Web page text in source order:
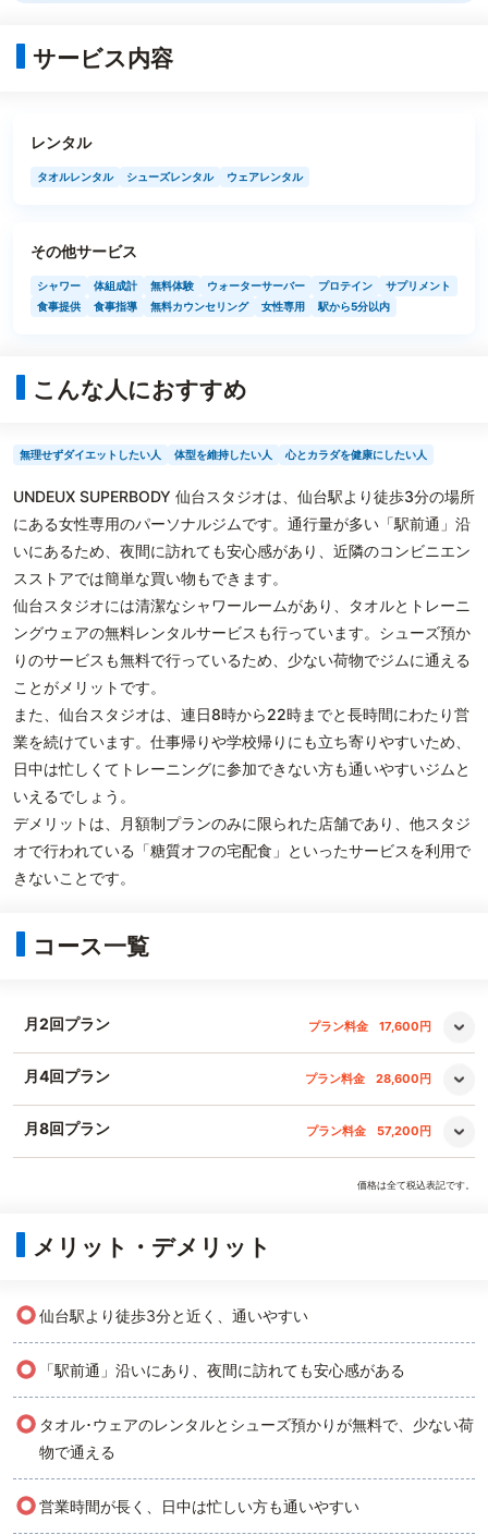
サービス内容
レンタル
タオルレンタル シューズレンタル ウェアレンタル
その他サービス
シャワー 体組成計 無料体験 ウォーターサーバー プロテイン
サプリメント
食事提供
食事指導 無料カウンセリング 女性専用 駅から5分以内
こんな人におすすめ
無理せずダイエットしたい人 体型を維持したい人 心とカラダを健康にしたい人
UNDEUX SUPERBODY 仙台スタジオは、仙台駅より徒歩3分の場所
にある女性専用のパーソナルジムです。通行量が多い「駅前通」沿
いにあるため、夜間に訪れても安心感があり、近隣のコンビニエン
スストアでは簡単な買い物もできます。
仙台スタジオには清潔なシャワールームがあり、タオルとトレーニ
ングウェアの無料レンタルサービスも行っています。シューズ預か
りのサービスも無料で行っているため、少ない荷物でジムに通える
ことがメリットです。
また、仙台スタジオは、連日8時から22時までと長時間にわたり営
業を続けています。仕事帰りや学校帰りにも立ち寄りやすいため、
日中は忙しくてトレーニングに参加できない方も通いやすいジムと
いえるでしょう。
デメリットは、月額制プランのみに限られた店舗であり、他スタジ
オで行われている「糖質オフの宅配食」といったサービスを利用で
きないことです。
コース一覧
月2回プラン プラン料金 17,600円
月4回プラン プラン料金 28,600円
月8回プラン プラン料金 57,200円
価格は全て税込表記です。
メリット・デメリット
○仙台駅より徒歩3分と近く、通いやすい
○ 「駅前通」沿いにあり、夜間に訪れても安心感がある
○ タオル･ウェアのレンタルとシューズ預かりが無料で、少ない荷
物で通える
○営業時間が長く、日中は忙しい方も通いやすい